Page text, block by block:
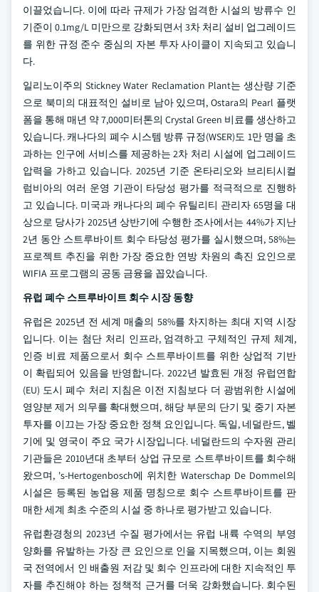
이끌었습니다. 이에 따라 규제가 가장 엄격한 시설의 방류수 인
기준이 0.1mg/L 미만으로 강화되면서 3차 처리 설비 업그레이드
를 위한 규정 준수 중심의 자본 투자 사이클이 지속되고 있습니
다.
일리노이주의 Stickney Water Reclamation Plant는 생산량 기준
으로 북미의 대표적인 설비로 남아 있으며, Ostara의 Pearl 플랫
폼을 통해 매년 약 7,000미터톤의 Crystal Green 비료를 생산하고
있습니다. 캐나다의 폐수 시스템 방류 규정(WSER)도 1만 명을 초
과하는 인구에 서비스를 제공하는 2차 처리 시설에 업그레이드
압력을 가하고 있습니다. 2025년 기준 온타리오와 브리티시컬
럼비아의 여러 운영 기관이 타당성 평가를 적극적으로 진행하
고 있습니다. 미국과 캐나다의 폐수 유틸리티 관리자 65명을 대
상으로 당사가 2025년 상반기에 수행한 조사에서는 44%가 지난
2년 동안 스트루바이트 회수 타당성 평가를 실시했으며, 58%는
프로젝트 추진을 위한 가장 중요한 연방 차원의 촉진 요인으로
WIFIA 프로그램의 공동 금융을 꼽았습니다.
유럽 폐수 스트루바이트 회수 시장 동향
유럽은 2025년 전 세계 매출의 58%를 차지하는 최대 지역 시장
입니다. 이는 첨단 처리 인프라, 엄격하고 구체적인 규제 체계,
인증 비료 제품으로서 회수 스트루바이트를 위한 상업적 기반
이 확립되어 있음을 반영합니다. 2022년 발효된 개정 유럽연합
(EU) 도시 폐수 처리 지침은 이전 지침보다 더 광범위한 시설에
영양분 제거 의무를 확대했으며, 해당 부문의 단기 및 중기 자본
투자를 이끄는 가장 중요한 정책 요인입니다. 독일, 네덜란드, 벨
기에 및 영국이 주요 국가 시장입니다. 네덜란드의 수자원 관리
기관들은 2010년대 초부터 상업 규모로 스트루바이트를 회수해
왔으며, 's-Hertogenbosch에 위치한 Waterschap De Dommel의
시설은 등록된 농업용 제품 명칭으로 회수 스트루바이트를 판
매한 세계 최초 수준의 시설 중 하나로 평가받고 있습니다.
유럽환경청의 2023년 수질 평가에서는 유럽 내륙 수역의 부영
양화를 유발하는 가장 큰 요인으로 인을 지목했으며, 이는 회원
국 전역에서 인 배출원 저감 및 회수 인프라에 대한 지속적인 투
자를 추진해야 하는 정책적 근거를 더욱 강화했습니다. 회수된